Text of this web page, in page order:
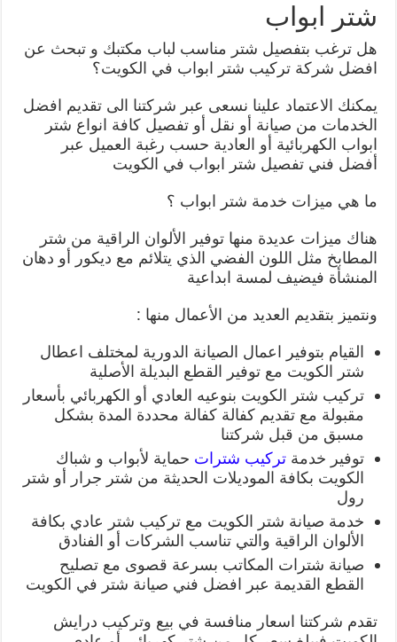
شتر ابواب
هل ترغب بتفصيل شتر مناسب لباب مكتبك و تبحث عن
افضل شركة تركيب شتر ابواب في الكويت؟
يمكنك الاعتماد علينا نسعى عبر شركتنا الى تقديم افضل
الخدمات من صيانة أو نقل أو تفصيل كافة انواع شتر
ابواب الكهربائية أو العادية حسب رغبة العميل عبر
أفضل فني تفصيل شتر ابواب في الكويت
ما هي ميزات خدمة شتر ابواب ؟
هناك ميزات عديدة منها توفير الألوان الراقية من شتر
المطابخ مثل اللون الفضي الذي يتلائم مع ديكور أو دهان
المنشأة فيضيف لمسة ابداعية
ونتميز بتقديم العديد من الأعمال منها :
القيام بتوفير اعمال الصيانة الدورية لمختلف اعطال
شتر الكويت مع توفير القطع البديلة الأصلية
تركيب شتر الكويت بنوعيه العادي أو الكهربائي بأسعار
مقبولة مع تقديم كفالة كفالة محددة المدة بشكل
مسبق من قبل شركتنا
توفير خدمةتركيب شترات حماية لأبواب و شباك
الكويت بكافة الموديلات الحديثة من شتر جرار أو شتر
رول
خدمة صيانة شتر الكويت مع تركيب شتر عادي بكافة
الألوان الراقية والتي تناسب الشركات أو الفنادق
صيانة شترات المكاتب بسرعة قصوى مع تصليح
القطع القديمة عبر افضل فني صيانة شتر في الكويت
تقدم شركتنا اسعار منافسة في بيع وتركيب درايش